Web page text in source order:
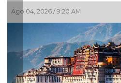
Jul 29, 2026 / 9:54 AM